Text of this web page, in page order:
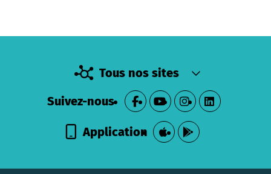
Tous nos sites
Suivez-nous
Application